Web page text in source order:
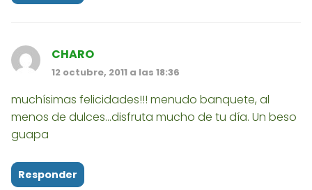
CHARO
12 octubre, 2011 a las 18:36
muchísimas felicidades!!! menudo banquete, al
menos de dulces...disfruta mucho de tu día. Un beso
guapa
Responder